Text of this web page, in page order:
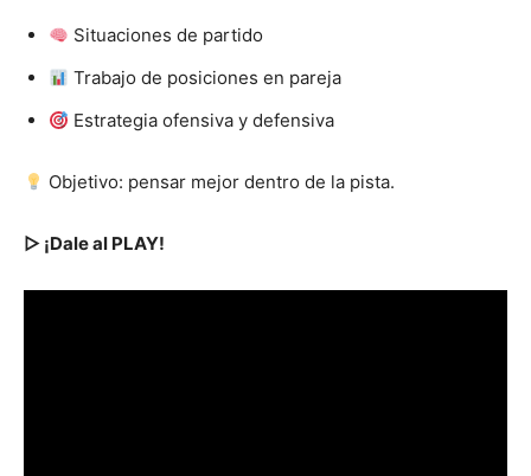
Situaciones de partido
Trabajo de posiciones en pareja
Estrategia ofensiva y defensiva
Objetivo: pensar mejor dentro de la pista.
▷ ¡Dale al PLAY!